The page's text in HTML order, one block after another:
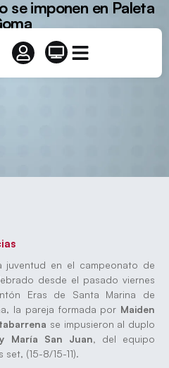
se imponen en Paleta
juventud en el campeonato de
desde el pasado viernes
Eras de Santa Marina de
la pareja formada por Maiden
se impusieron al duplo
María San Juan, del equipo
(15-8/15-11).